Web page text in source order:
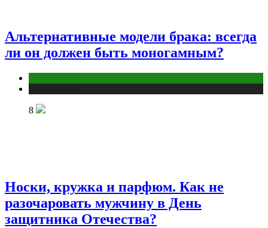
Альтернативные модели брака: всегда
ли он должен быть моногамным?
8
Носки, кружка и парфюм. Как не
разочаровать мужчину в День
защитника Отечества?